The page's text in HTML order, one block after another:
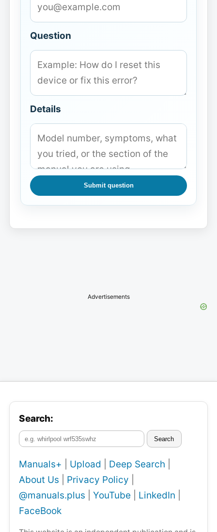
Question
Details
Submit question
Advertisements
Search:
Search
Manuals+ Upload Deep Search
About Us
Privacy Policy
@manuals.plus
YouTube LinkedIn
FaceBook